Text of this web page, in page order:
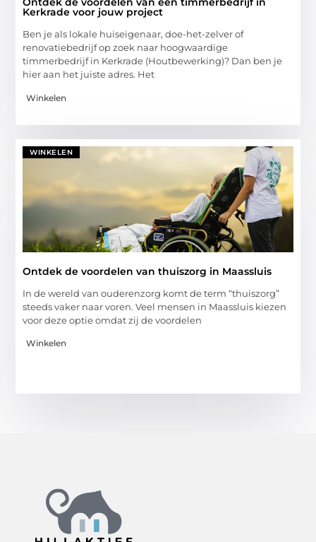
Kerkrade voor jouw project
Ben je als lokale huiseigenaar, doe-het-zelver of
renovatiebedrijf op zoek naar hoogwaardige
timmerbedrijf in Kerkrade (Houtbewerking)? Dan ben je
hier aan het juiste adres. Het
Winkelen
WINKELEN
Ontdek de voordelen van thuiszorg in Maassluis
In de wereld van ouderenzorg komt de term “thuiszorg”
steeds vaker naar voren. Veel mensen in Maassluis kiezen
voor deze optie omdat zij de voordelen
Winkelen